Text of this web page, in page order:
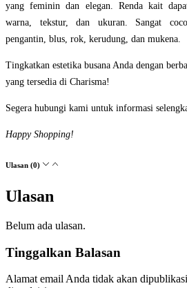
yang feminin dan elegan. Renda kait
warna, tekstur, dan ukuran. Sangat
pengantin, blus, rok, kerudung, dan mukena.
Tingkatkan estetika busana Anda dengan
yang tersedia di Charisma!
Segera hubungi kami untuk informasi
Happy Shopping!
Ulasan (0)
Ulasan
Belum ada ulasan.
Tinggalkan Balasan
Alamat email Anda tidak akan